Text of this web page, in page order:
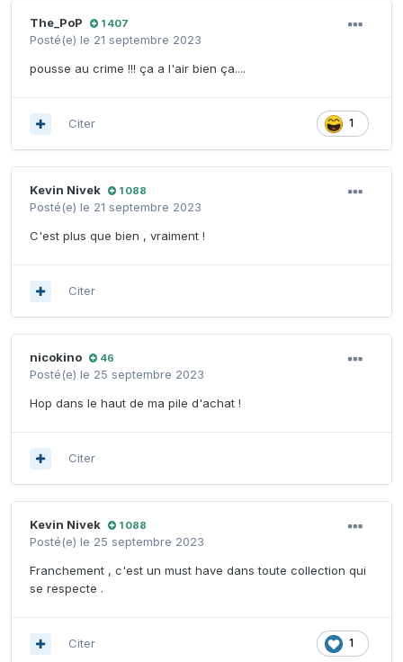
The_PoP 1 407
Posté(e) le 21 septembre 2023
pousse au crime !!! ça a l'air bien ça....
1
Citer
Kevin Nivek 1 088
Posté(e) le 21 septembre 2023
C'est plus que bien , vraiment !
Citer
nicokino 46
Posté(e) le 25 septembre 2023
Hop dans le haut de ma pile d'achat !
Citer
Kevin Nivek 1 088
Posté(e) le 25 septembre 2023
Franchement , c'est un must have dans toute collection qui
se respecte .
1
Citer